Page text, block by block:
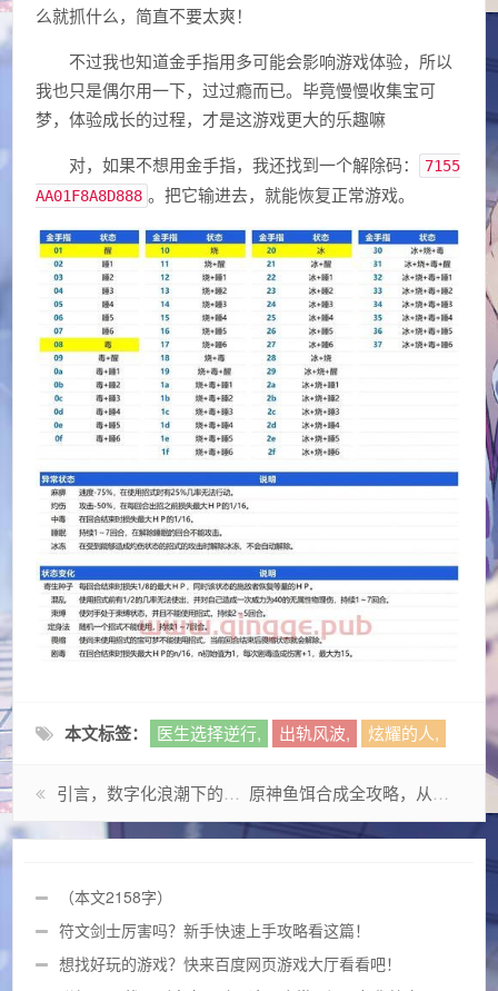
么就抓什么，简直不要太爽！
不过我也知道金手指用多可能会影响游戏体验，所以
我也只是偶尔用一下，过过瘾而已。毕竟慢慢收集宝可
梦，体验成长的过程，才是这游戏更大的乐趣嘛
对，如果不想用金手指，我还找到一个解除码：
7155
AA01F8A8D888 。把它输进去，就能恢复正常游戏。
本文标签： 医生选择逆行, 出轨风波, 炫耀的人,
引言，数字化浪潮下的证券行业革新 原神鱼饵合成全攻略，从入门到精通的钓鱼指南
（本文2158字）
符文剑士厉害吗？新手快速上手攻略看这篇！
想找好玩的游戏？快来百度网页游戏大厅看看吧！